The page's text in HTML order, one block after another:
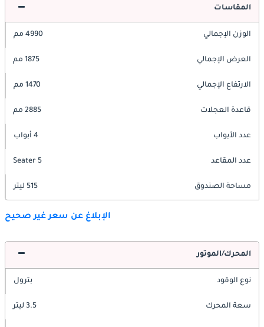
المقاسات
الوزن الإجمالي 4990 مم
العرض الإجمالي 1875 مم
الارتفاع الإجمالي 1470 مم
قاعدة العجلات 2885 مم
عدد الأبواب 4 أبواب
عدد المقاعد 5 Seater
مساحة الصندوق 515 ليتر
الإبلاغ عن سعر غير صحيح
المحرك/الموتور
نوع الوقود بترول
سعة المحرك 3.5 ليتر